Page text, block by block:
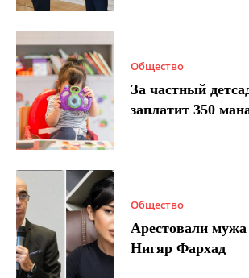
Общество
За частный
заплатит 350
Общество
Арестовали
Нигяр Фархад